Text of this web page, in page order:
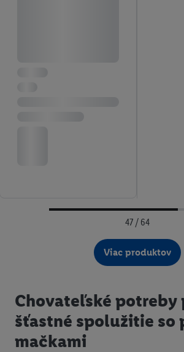
47 / 64
Viac produktov
Chovateľské potreby
šťastné spolužitie so
mačkami